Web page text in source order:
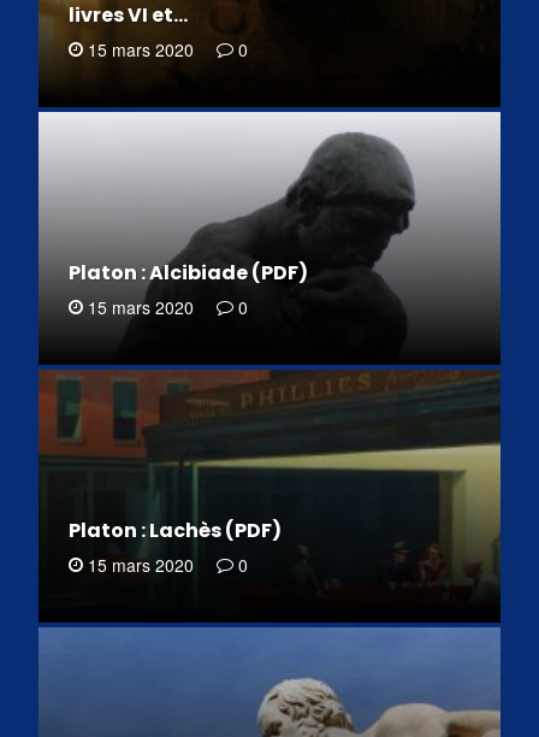
livres VI et…
15 mars 2020 0
Platon : Alcibiade (PDF)
15 mars 2020 0
Platon : Lachès (PDF)
15 mars 2020 0